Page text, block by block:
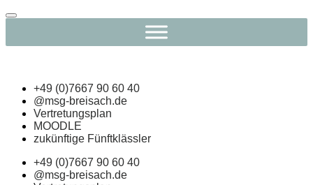
Navigation
+49 (0)7667 90 60 40
@msg-breisach.de
Vertretungsplan
MOODLE
zukünftige Fünftklässler
+49 (0)7667 90 60 40
@msg-breisach.de